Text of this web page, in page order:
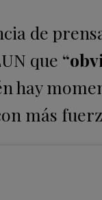
de
que
hay
más